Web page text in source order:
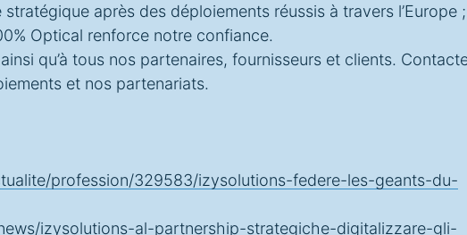
après des déploiements réussis à travers l’Europe ;
Optical renforce notre confiance.
qu’à tous nos partenaires, fournisseurs et clients.
et nos partenariats.
profession/329583/izysolutions-federe-les-geants-du-
izysolutions-al-partnership-strategiche-digitalizzare-gli-